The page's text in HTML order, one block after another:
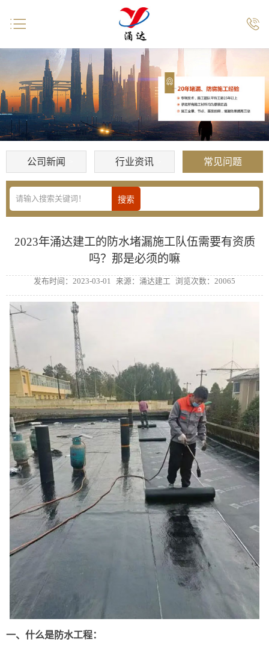
公司新闻 行业资讯 常见问题
2023年涌达建工的防水堵漏施工队伍需要有资质
吗？那是必须的嘛
发布时间：2023-03-01 来源：涌达建工 浏览次数：20065
一、什么是防水工程：
 